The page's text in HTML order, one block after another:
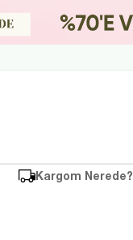
Kargom Nerede?